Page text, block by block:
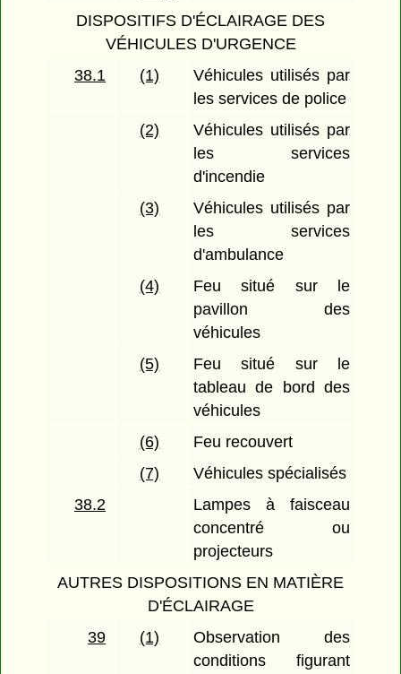
DISPOSITIFS D'ÉCLAIRAGE DES
VÉHICULES D'URGENCE
38.1
(1)
Véhicules utilisés par
les services de police
(2)
Véhicules utilisés par
les services
d'incendie
(3)
Véhicules utilisés par
les services
d'ambulance
(4)
Feu situé sur le
pavillon des
véhicules
(5)
Feu situé sur le
tableau de bord des
véhicules
(6)
Feu recouvert
(7)
Véhicules spécialisés
38.2
Lampes à faisceau
concentré ou
projecteurs
AUTRES DISPOSITIONS EN MATIÈRE
D'ÉCLAIRAGE
39
(1)
Observation des
conditions figurant